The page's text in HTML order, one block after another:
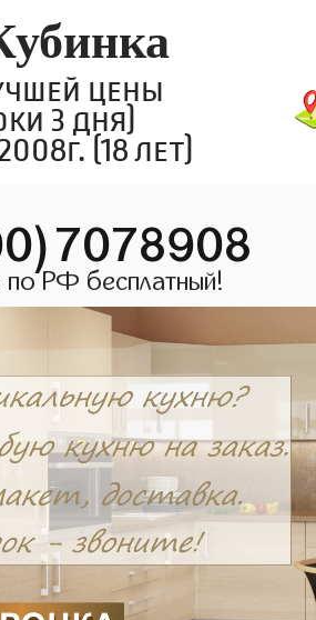
цены
3 дня)
(18 лет)
РФ бесплатный!